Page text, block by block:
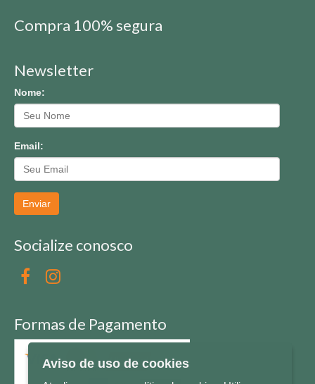
Compra 100% segura
Newsletter
Nome:
Email:
Enviar
Socialize conosco
Formas de Pagamento
Aviso de uso de cookies